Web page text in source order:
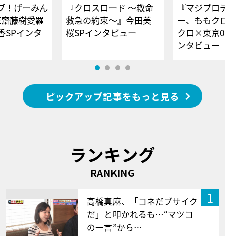
！げーみん
藤樹愛羅
SPインタ
『クロスロード ～救命
救急の約束～』今田美
桜SPインタビュー
『マジプロ
ー、ももク
クロ×東京
ンタビュー
ピックアップ記事をもっと見る
ランキング
RANKING
1
高橋真麻、「コネだブサイク
だ」と叩かれるも…“マツコ
の一言”から…